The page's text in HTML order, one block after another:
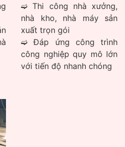
➫ Thi công nhà xưởng,
nhà kho, nhà máy sản
xuất trọn gói
➫ Đáp ứng công trình
công nghiệp quy mô lớn
với tiến độ nhanh chóng